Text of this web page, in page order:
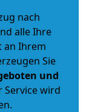
nach
alle Ihre
an Ihrem
Sie
und
Service wird